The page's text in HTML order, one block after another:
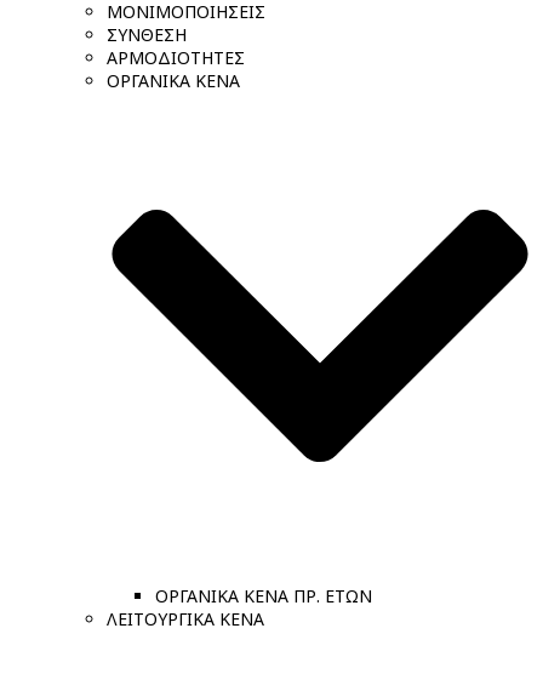
ΜΟΝΙΜΟΠΟΙΗΣΕΙΣ
ΣΥΝΘΕΣΗ
ΑΡΜΟΔΙΟΤΗΤΕΣ
ΟΡΓΑΝΙΚΑ ΚΕΝΑ
ΟΡΓΑΝΙΚΑ ΚΕΝΑ ΠΡ. ΕΤΩΝ
ΛΕΙΤΟΥΡΓΙΚΑ ΚΕΝΑ